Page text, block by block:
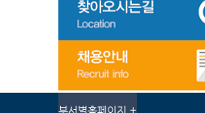
부서별홈페이지 +